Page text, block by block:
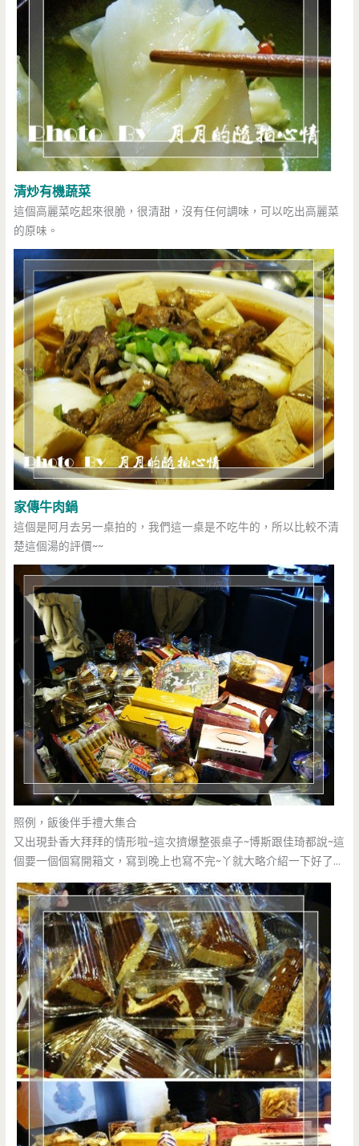
清炒有機蔬菜
這個高麗菜吃起來很脆，很清甜，沒有任何調味，可以吃出高麗菜
的原味。
家傳牛肉鍋
這個是阿月去另一桌拍的，我們這一桌是不吃牛的，所以比較不清
楚這個湯的評價~~
照例，飯後伴手禮大集合
又出現卦香大拜拜的情形啦~這次擠爆整張桌子~博斯跟佳琦都說~這
個要一個個寫開箱文，寫到晚上也寫不完~丫就大略介紹一下好了…